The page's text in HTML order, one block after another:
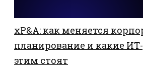
xP&A: как меняется
планирование и какие
этим стоят